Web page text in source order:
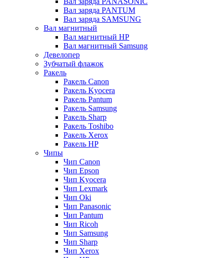
Вал заряда PANTUM
Вал заряда SAMSUNG
Вал магнитный
Вал магнитный HP
Вал магнитный Samsung
Девелопер
Зубчатый флажок
Ракель
Ракель Canon
Ракель Kyocera
Ракель Pantum
Ракель Samsung
Ракель Sharp
Ракель Toshibo
Ракель Xerox
Ракель НР
Чипы
Чип Canon
Чип Epson
Чип Kyocera
Чип Lexmark
Чип Oki
Чип Panasonic
Чип Pantum
Чип Ricoh
Чип Samsung
Чип Sharp
Чип Xerox